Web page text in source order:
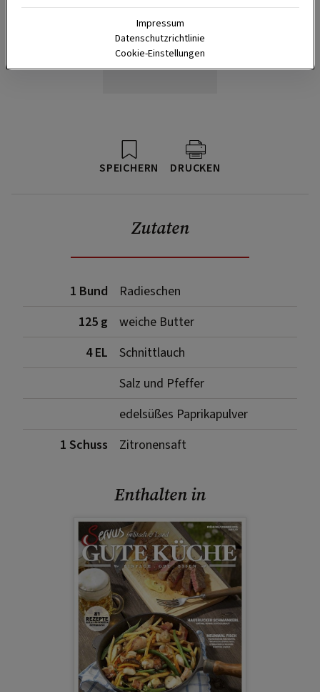
SPEICHERN DRUCKEN
Zutaten
1 Bund
Radieschen
125 g
weiche Butter
4 EL
Schnittlauch
Salz und Pfeffer
edelsüßes Paprikapulver
1 Schuss
Zitronensaft
Enthalten in
Impressum
Datenschutzrichtlinie
Cookie-Einstellungen